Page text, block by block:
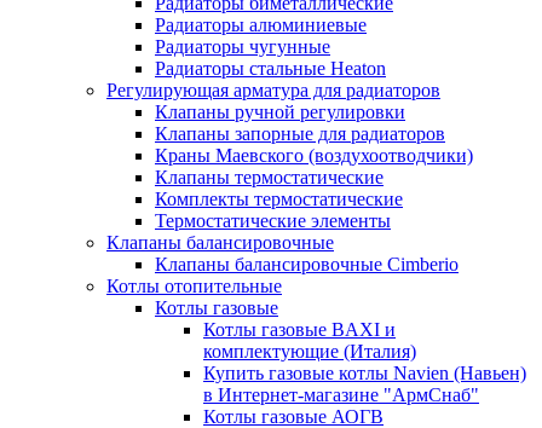
Радиаторы алюминиевые
Радиаторы чугунные
Радиаторы стальные Heaton
Регулирующая арматура для радиаторов
Клапаны ручной регулировки
Клапаны запорные для радиаторов
Краны Маевского (воздухоотводчики)
Клапаны термостатические
Комплекты термостатические
Термостатические элементы
Клапаны балансировочные
Клапаны балансировочные Cimberio
Котлы отопительные
Котлы газовые
Котлы газовые BAXI и
комплектующие (Италия)
Купить газовые котлы Navien (Навьен)
в Интернет-магазине "АрмСнаб"
Котлы газовые АОГВ